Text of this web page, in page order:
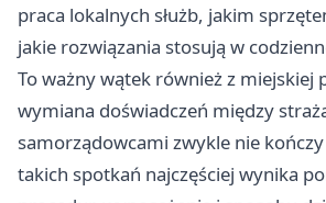
praca lokalnych służb, jakim
jakie rozwiązania stosują w
To ważny wątek również z miejskiej
wymiana doświadczeń między
samorządowcami zwykle nie
takich spotkań najczęściej wynika